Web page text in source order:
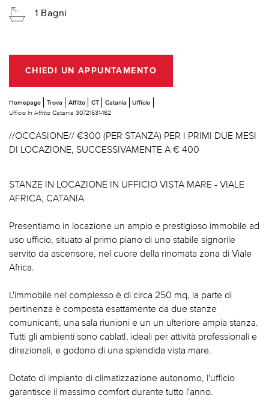
1 Bagni
CHIEDI UN APPUNTAMENTO
Homepage Trova Affitto CT Catania
Ufficio
Ufficio In Affitto Catania 30721531-162
//OCCASIONE// €300 (PER STANZA) PER I PRIMI DUE MESI
DI LOCAZIONE, SUCCESSIVAMENTE A € 400
STANZE IN LOCAZIONE IN UFFICIO VISTA MARE - VIALE
AFRICA, CATANIA
Presentiamo in locazione un ampio e prestigioso immobile ad
uso ufficio, situato al primo piano di uno stabile signorile
servito da ascensore, nel cuore della rinomata zona di Viale
Africa.
L'immobile nel complesso è di circa 250 mq, la parte di
pertinenza è composta esattamente da due stanze
comunicanti, una sala riunioni e un un ulteriore ampia stanza.
Tutti gli ambienti sono cablatI, ideali per attività professionali e
direzionali, e godono di una splendida vista mare.
Dotato di impianto di climatizzazione autonomo, l'ufficio
garantisce il massimo comfort durante tutto l'anno.